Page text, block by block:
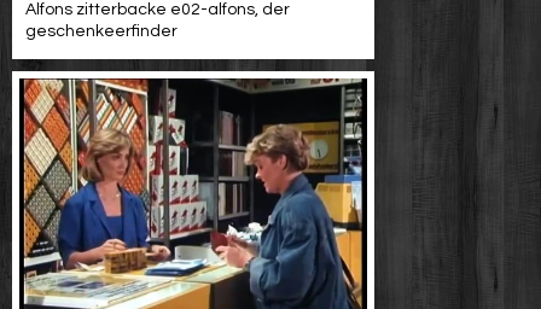
Alfons zitterbacke e02-alfons, der
geschenkeerfinder